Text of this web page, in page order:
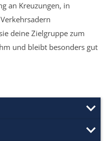
an Kreuzungen, in
deine Zielgruppe zum
und bleibt besonders gut